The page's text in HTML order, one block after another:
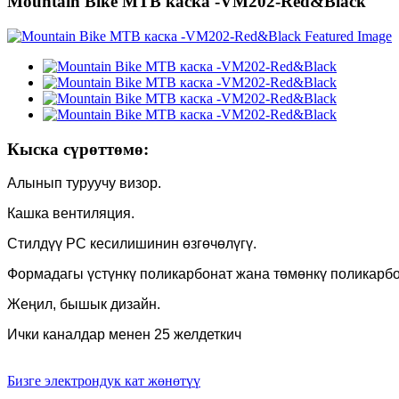
Кыска сүрөттөмө:
Алынып туруучу визор.
Кашка вентиляция.
Стилдүү PC кесилишинин өзгөчөлүгү.
Формадагы үстүнкү поликарбонат жана төмөнкү
Жеңил, бышык дизайн.
Ички каналдар менен 25 желдеткич
Бизге электрондук кат жөнөтүү